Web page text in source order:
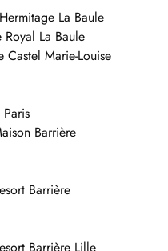
La Baule
La Baule
Castel Marie-Louise
Barrière
Barrière
Barrière Lille